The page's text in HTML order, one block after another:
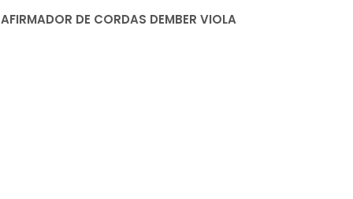
AFIRMADOR DE CORDAS DEMBER VIOLA